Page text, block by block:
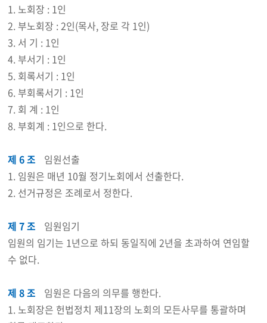
1. 노회장 : 1인
2. 부노회장 : 2인(목사, 장로 각 1인)
3. 서 기 : 1인
4. 부서기 : 1인
5. 회록서기 : 1인
6. 부회록서기 : 1인
7. 회 계 : 1인
8. 부회계 : 1인으로 한다.
제 6 조
임원선출
1. 임원은 매년 10월 정기노회에서 선출한다.
2. 선거규정은 조례로서 정한다.
제 7 조
임원임기
임원의 임기는 1년으로 하되 동일직에 2년을 초과하여 연임할
수 없다.
제 8 조
임원은 다음의 의무를 행한다.
1. 노회장은 헌법정치 제11장의 노회의 모든사무를 통괄하며